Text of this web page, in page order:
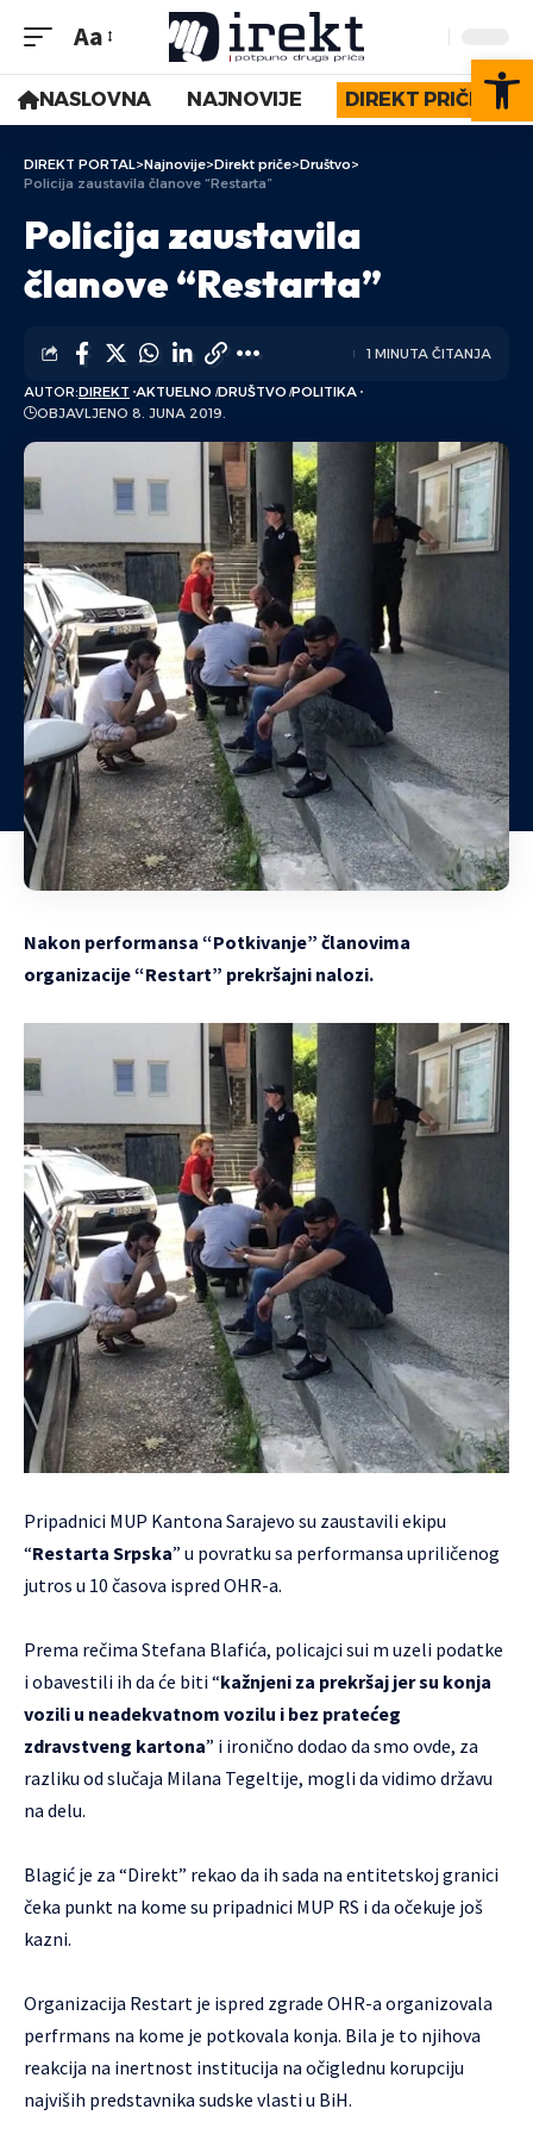
Aa
NASLOVNA NAJNOVIJE DIREKT PRIČE
DIREKT PORTAL>Najnovije>Direkt priče>Društvo>
Policija zaustavila članove “Restarta”
Policija zaustavila
članove “Restarta”
AUTOR:DIREKT AKTUELNO DRUŠTVO POLITIKA
OBJAVLJENO 8. JUNA 2019.
1 MINUTA ČITANJA
Nakon performansa “Potkivanje” članovima
organizacije “Restart” prekršajni nalozi.
Pripadnici MUP Kantona Sarajevo su zaustavili ekipu
“Restarta Srpska” u povratku sa performansa upriličenog
jutros u 10 časova ispred OHR-a.
Prema rečima Stefana Blafića, policajci sui m uzeli podatke
i obavestili ih da će biti “kažnjeni za prekršaj jer su konja
vozili u neadekvatnom vozilu i bez pratećeg
zdravstveng kartona” i ironično dodao da smo ovde, za
razliku od slučaja Milana Tegeltije, mogli da vidimo državu
na delu.
Blagić je za “Direkt” rekao da ih sada na entitetskoj granici
čeka punkt na kome su pripadnici MUP RS i da očekuje još
kazni.
Organizacija Restart je ispred zgrade OHR-a organizovala
perfrmans na kome je potkovala konja. Bila je to njihova
reakcija na inertnost institucija na očiglednu korupciju
najviših predstavnika sudske vlasti u BiH.